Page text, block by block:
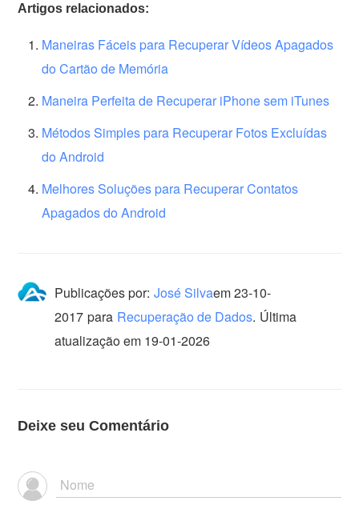
Artigos relacionados:
Maneiras Fáceis para Recuperar Vídeos Apagados
do Cartão de Memória
Maneira Perfeita de Recuperar iPhone sem iTunes
Métodos Simples para Recuperar Fotos Excluídas
do Android
Melhores Soluções para Recuperar Contatos
Apagados do Android
Publicações por: José Silvaem23-10-
2017 para Recuperação de Dados. Última
atualização em 19-01-2026
Deixe seu Comentário